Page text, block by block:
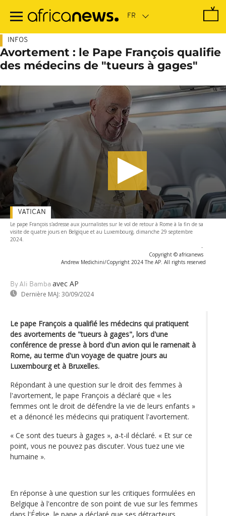
contenu
INFOS
Avortement : le Pape François qualifie
des médecins de "tueurs à gages"
Le pape François s'adresse aux journalistes sur le vol de retour à Rome à la fin de sa
visite de quatre jours en Belgique et au Luxembourg, dimanche 29 septembre
2024.
-
Copyright © africanews
Andrew Medichini/Copyright 2024 The AP. All rights reserved
By Ali Bamba avec AP
Dernière MAJ: 30/09/2024
VATICAN
Le pape François a qualifié les médecins qui pratiquent
des avortements de "tueurs à gages", lors d'une
conférence de presse à bord d'un avion qui le ramenait à
Rome, au terme d'un voyage de quatre jours au
Luxembourg et à Bruxelles.
Répondant à une question sur le droit des femmes à
l'avortement, le pape François a déclaré que « les
femmes ont le droit de défendre la vie de leurs enfants »
et a dénoncé les médecins qui pratiquent l'avortement.
« Ce sont des tueurs à gages », a-t-il déclaré. « Et sur ce
point, vous ne pouvez pas discuter. Vous tuez une vie
humaine ».
En réponse à une question sur les critiques formulées en
Belgique à l'encontre de son point de vue sur les femmes